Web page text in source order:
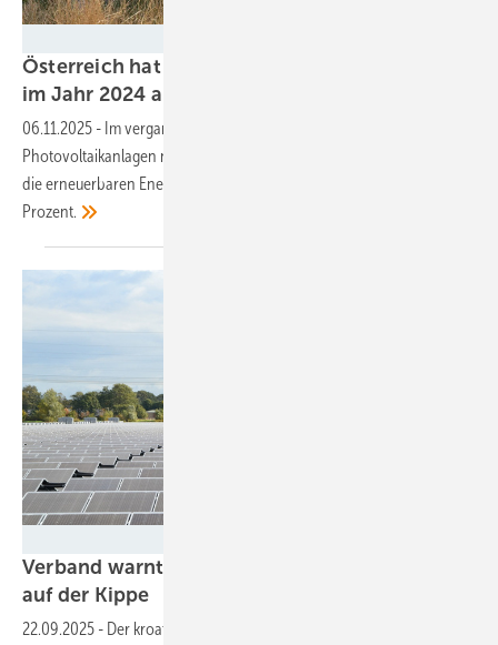
Österreich hat 2,1 Gigawatt Ökostromleistung
im Jahr 2024 aufgebaut
06.11.2025 - Im vergangenen Jahr gingen in Österreich vor allem
Photovoltaikanlagen neu ans Netz. Zusammengenommen erreichen
die erneuerbaren Energien im Stromsektor einen Anteil von 94
Prozent.
Verband warnt: Kroatiens Energiewende steht
auf der Kippe
22.09.2025 - Der kroatische Erneuerbaren-Verband warnt, dass